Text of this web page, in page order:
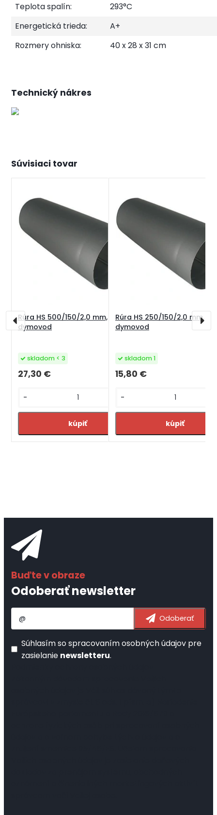
Teplota spalín:
293°C
Energetická trieda:
A+
Rozmery ohniska:
40 x 28 x 31 cm
Technický nákres
Súvisiaci tovar
Rúra HS 500/150/2,0 mm,
dymovod
27,30 €
skladom < 3
-
Rúra HS 250/150/2,0 mm,
dymovod
15,80 €
skladom 1
-
Odoberať newsletter
Súhlasím sospracovaním osobných údajov pre
zasielanie newsletteru.